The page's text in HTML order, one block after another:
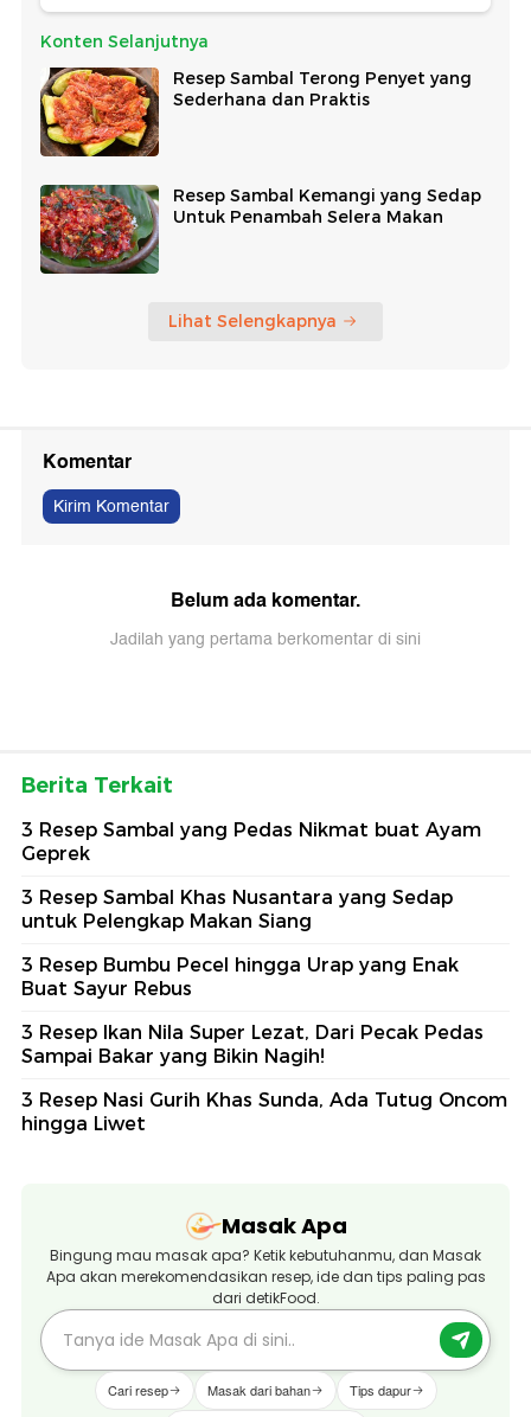
Konten Selanjutnya
Resep Sambal Terong Penyet yang
Sederhana dan Praktis
Resep Sambal Kemangi yang Sedap
Untuk Penambah Selera Makan
Lihat Selengkapnya
Komentar
Kirim Komentar
Belum ada komentar.
Jadilah yang pertama berkomentar di sini
Berita Terkait
3 Resep Sambal yang Pedas Nikmat buat Ayam
Geprek
3 Resep Sambal Khas Nusantara yang Sedap
untuk Pelengkap Makan Siang
3 Resep Bumbu Pecel hingga Urap yang Enak
Buat Sayur Rebus
3 Resep Ikan Nila Super Lezat, Dari Pecak Pedas
Sampai Bakar yang Bikin Nagih!
3 Resep Nasi Gurih Khas Sunda, Ada Tutug Oncom
hingga Liwet
Masak Apa
Bingung mau masak apa? Ketik kebutuhanmu, dan Masak
Apa akan merekomendasikan resep, ide dan tips paling pas
dari detikFood.
Cari resep Masak dari bahan Tips dapur